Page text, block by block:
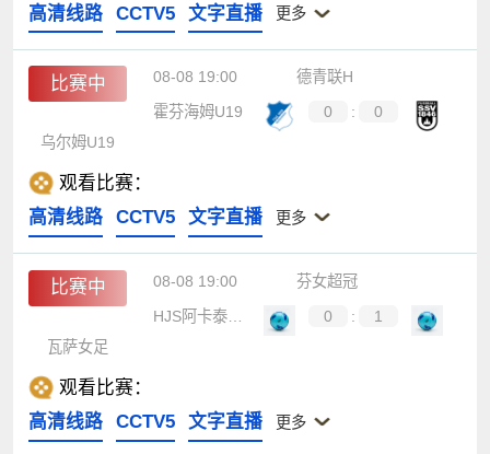
高清线路
CCTV5 文字直播 更多
比赛中 08-08 19:00
德青联H
霍芬海姆U19
0 :
0
乌尔姆U19
观看比赛：
高清线路
CCTV5 文字直播 更多
比赛中 08-08 19:00
芬女超冠
HJS阿卡泰米阿女足
0 :
1
瓦萨女足
观看比赛：
高清线路
CCTV5 文字直播 更多